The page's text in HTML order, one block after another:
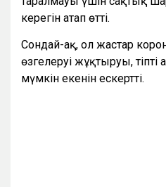
керегін атап өтті.
Сондай-ақ, ол жастар
өзгелеруі жұқтыруы, тіпті
мүмкін екенін ескертті.